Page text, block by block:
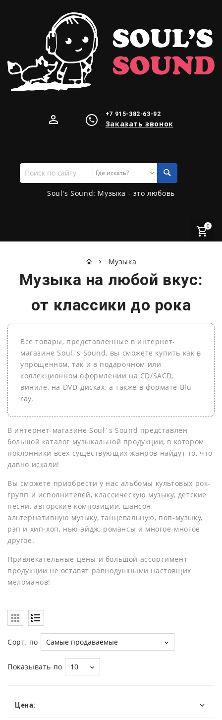
+7 915-382-63-92
Заказать звонок
Поиск
по
сайту
Soul's Sound: Музыка - это любовь
0
Музыка
Музыка на любой вкус:
от классики до рока
Все товары, представленные в интернет-
магазине Soul`s Sound, вы сможете купить как в
упрощенном, так и в подарочном или
коллекционном оформлении на СD/SACD,
виниле, на DVD-дисках, а также в формате Blu-
ray.
В интернет-магазине Soul`s Sound представлен
большой каталог музыкальной продукции, в котором
поклонники всех существующих жанров найдут то, что
давно искали!
Вы сможете приобрести у нас альбомы культовых рок-
групп и исполнителей, классическую музыку, детские
песни, авторские композиции, шансон,
альтернативную музыку, танцевальную, поп-музыку,
рэп и хип-хоп, нью-эйдж, романсы и многое-многое
другое.
Привлекательные цены и большой ассортимент
продукции не оставят равнодушными настоящих
меломанов!
Сорт. по Самые продаваемые
Показывать по 10
Цена: